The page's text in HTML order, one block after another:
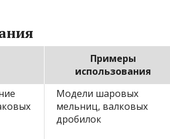
Примеры
использования
Модели шаровых
мельниц, валковых
дробилок